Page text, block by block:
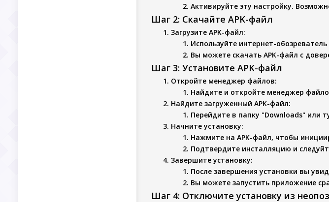
Активируйте эту настройку.
Шаг 2: Скачайте APK-файл
Загрузите APK-файл:
Используйте интернет-
Вы можете скачать APK-файл с
Шаг 3: Установите APK-файл
Откройте менеджер файлов:
Найдите и откройте менеджер
Найдите загруженный APK-файл:
Перейдите в папку "Downloads" или
Начните установку:
Нажмите на APK-файл, чтобы
Подтвердите инсталляцию и
Завершите установку:
После завершения установки вы
Вы можете запустить приложение
Шаг 4: Отключите установку из